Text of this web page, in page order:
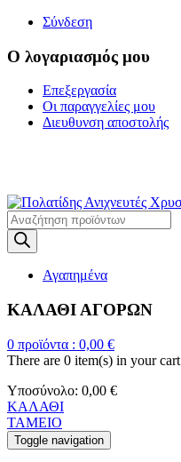
Σύνδεση
Ο λογαριασμός μου
Επεξεργασία
Οι παραγγελίες μου
Διευθυνση αποστολής
Products
search
Αγαπημένα
ΚΑΛΑΘΙ ΑΓΟΡΩΝ
0 προϊόντα : 0,00 €
There are 0 item(s) in your cart
Υποσύνολο: 0,00 €
ΚΑΛΑΘΙ
ΤΑΜΕΙΟ
Toggle navigation